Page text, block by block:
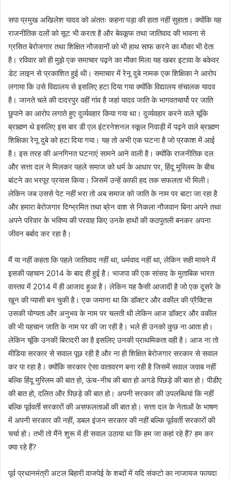
सपा प्रमुख अखिलेश यादव को अंततः कहना पड़ा की हाता नहीं सुहाता। क्योंकि यह
राजनीतिक दलों को सूट भी करता है और बेवकूफ तथा जातिवाद की भावना से
ग्रसित बेरोजगार तथा शिक्षित नौजवानों को भी हाथ साफ करने का मौका भी देता
है। रविवार को ही मुझे एक समाचार पढ़ने का मौका मिला यह खबर इटावा के बकेवर
डेट लाइन से प्रकाशित हुई थी। समाचार में रेनू दुबे नामक एक शिक्षिका ने आरोप
लगाया कि उसे विद्यालय से इसलिए हटा दिया गया क्योंकि विद्यालय संचालक यादव
है। जानते चले की दादरपुर वहीं गांव है जहां यादव जाति के भागवतचार्यो पर जाति
छुपाने का आरोप लगाते हुए दुर्व्यवहार किया गया था। दुर्व्यवहार करने वाले चूंकि
ब्राह्मण थे इसलिए इस बार डी एल इंटरनेशनल स्कूल निवाड़ी में पढ़ने वाले ब्राह्मण
शिक्षिका रेनू दुबे को हटा दिया गया। यह तो अभी एक घटना है जो प्रकाश में आई
है। इस तरह की अनगिनत घटनाएं सामने आने वाली है। क्योंकि राजनीतिक दल
और सत्ता दल ने मिलकर पहले समाज को धर्म के आधार पर, हिंदू मुस्लिम के बीच
बांटने का भरपूर प्रयास किया। जिसमें उन्हें काफी हद तक सफलता भी मिली।
लेकिन जब उससे पेट नहीं भरा तो अब समाज को जाति के नाम पर बाटा जा रहा है
और हमारा बेरोजगार दिग्भ्रमित तथा ब्रेन वाश से निकला नौजवान बिना अपने तथा
अपने परिवार के भविष्य की परवाह किए उनके हाथों की कठपुतली बनकर अपना
जीवन बर्बाद कर रहा है।
मैं या नहीं कहता कि पहले जातिवाद नहीं था, धर्मवाद नहीं था, लेकिन सही मायने में
इसकी पहचान 2014 के बाद ही हुई है। भाजपा की एक सांसद के मुताबिक भारत
वास्तव में 2014 में ही आजाद हुआ है। लेकिन यह कैसी आजादी है जो एक दूसरे के
खून की प्यासी बन चुकी है। एक जमाना था कि डॉक्टर और वकील की प्रैक्टिस
उसकी योग्यता और अनुभव के नाम पर चलती थी लेकिन आज डॉक्टर और वकील
की भी पहचान जाति के नाम पर की जा रही है। भले ही उनको कुछ ना आता हो।
लेकिन चूंकि उनकी बिरादरी का है इसलिए उनकी प्राथमिकता वही है। आज ना तो
मीडिया सरकार से सवाल पूछ रही है और ना ही शिक्षित बेरोजगार सरकार से सवाल
कर पा रहा है। क्योंकि सरकार ऐसा वातावरण बना रही है जिसमें सवाल जवाब नहीं
बल्कि हिंदू मुस्लिम की बात हो, ऊंच-नीच की बात हो अगडे पिछड़े की बात हो। पीडीए
की बात हो, दलित और पिछड़े की बात हो। अपनी सरकार की उपलब्धियां कि नहीं
बल्कि पूर्ववर्ती सरकारों की असफलताओं की बात हो। सत्ता दल के नेताओं के भाषण
में अपनी सरकार की नहीं, डबल इंजन सरकार की नहीं बल्कि पूर्ववर्ती सरकारों की
चर्चा हो। तभी तो मैंने शुरू में ही सवाल उठाया था कि हम जा कहां रहे हैं? हम कर
क्या रहे हैं?
पूर्व प्रधानमंत्री अटल बिहारी वाजपेई के शब्दों में यदि संकटो का नाजायज फायदा